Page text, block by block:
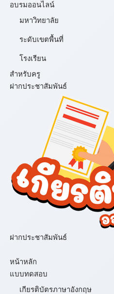
อบรมออนไลน์
มหาวิทยาลัย
ระดับเขตพื้นที่
โรงเรียน
สำหรับครู
ฝากประชาสัมพันธ์
ฝากประชาสัมพันธ์
หน้าหลัก
แบบทดสอบ
เกียรติบัตรภาษาอังกฤษ